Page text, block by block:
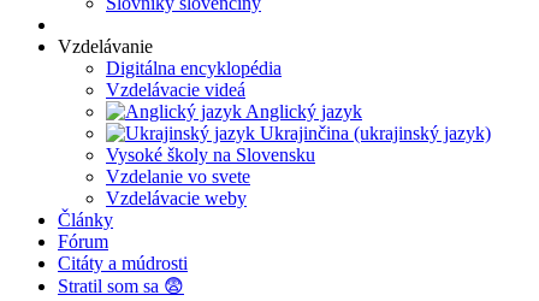
Vzdelávanie
Digitálna encyklopédia
Vzdelávacie videá
Anglický jazyk
Ukrajinčina (ukrajinský jazyk)
Vysoké školy na Slovensku
Vzdelanie vo svete
Vzdelávacie weby
Články
Fórum
Citáty a múdrosti
Stratil som sa 😨